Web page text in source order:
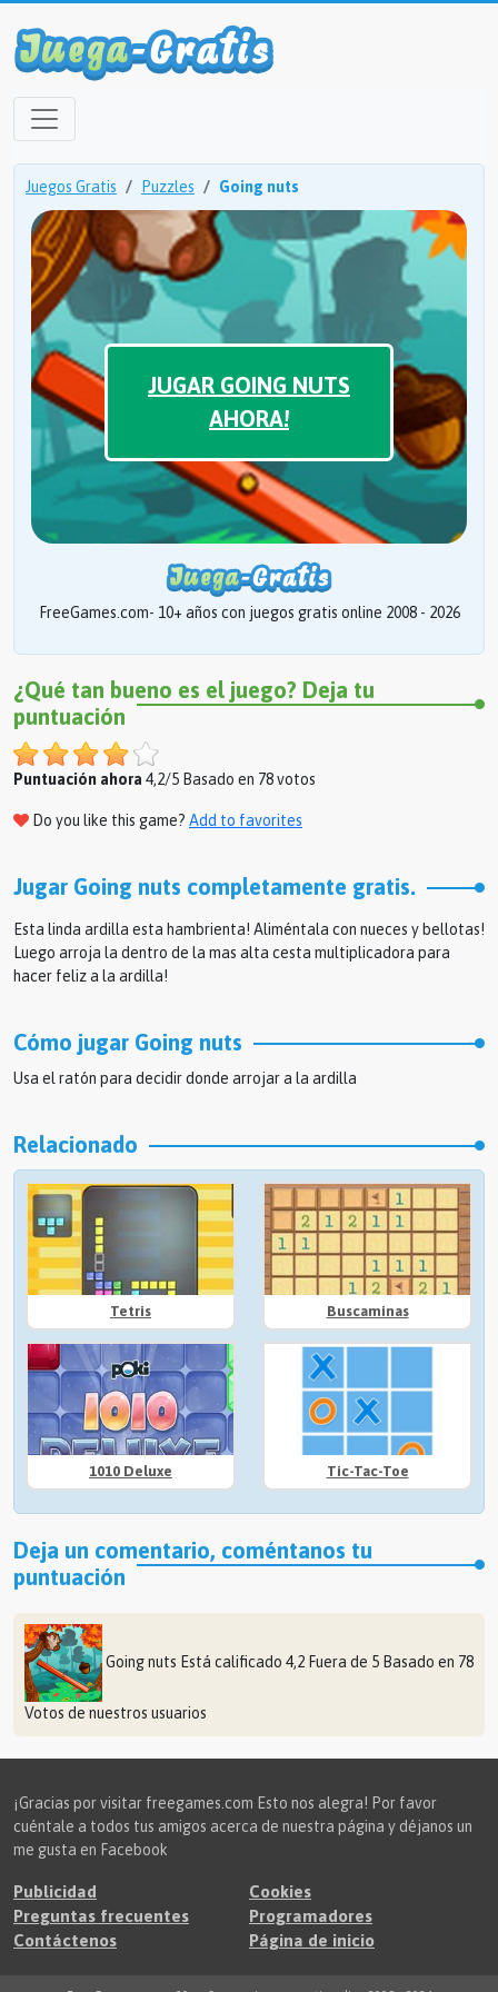
Juegos Gratis Puzzles Going nuts
JUGAR GOING NUTS
AHORA!
FreeGames.com- 10+ años con juegos gratis online 2008 - 2026
¿Qué tan bueno es el juego? Deja tu
puntuación
Puntuación ahora 4,2/5 Basado en 78 votos
Do you like this game? Add to favorites
Jugar Going nuts completamente gratis.
Esta linda ardilla esta hambrienta! Aliméntala con nueces y bellotas!
Luego arroja la dentro de la mas alta cesta multiplicadora para
hacer feliz a la ardilla!
Cómo jugar Going nuts
Usa el ratón para decidir donde arrojar a la ardilla
Relacionado
Tetris Buscaminas
1010 Deluxe Tic-Tac-Toe
Deja un comentario, coméntanos tu
puntuación
Going nuts Está calificado 4,2 Fuera de 5 Basado en 78
Votos de nuestros usuarios
¡Gracias por visitar freegames.com Esto nos alegra! Por favor
cuéntale a todos tus amigos acerca de nuestra página y déjanos un
me gusta en Facebook
Publicidad
Cookies
Preguntas frecuentes
Programadores
Contáctenos
Página de inicio